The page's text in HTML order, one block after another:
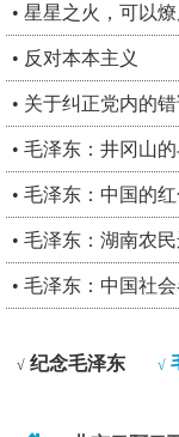
• 星星之火，可以
• 反对本本主义
• 关于纠正党内的
• 毛泽东：井冈山
• 毛泽东：中国的
• 毛泽东：湖南农
• 毛泽东：中国社
√ 纪念毛泽东 √